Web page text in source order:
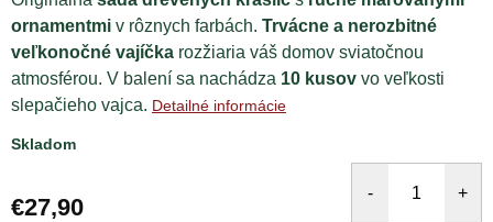
ornamentmi v rôznych farbách. Trvácne a nerozbitné
veľkonočné vajíčka rozžiaria váš domov sviatočnou
atmosférou. V balení sa nachádza 10 kusov vo veľkosti
slepačieho vajca. Detailné informácie
Skladom
€27,90